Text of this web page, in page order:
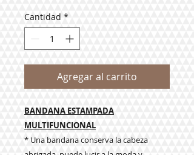
Cantidad *
Agregar al carrito
BANDANA ESTAMPADA
MULTIFUNCIONAL
* Una bandana conserva la cabeza